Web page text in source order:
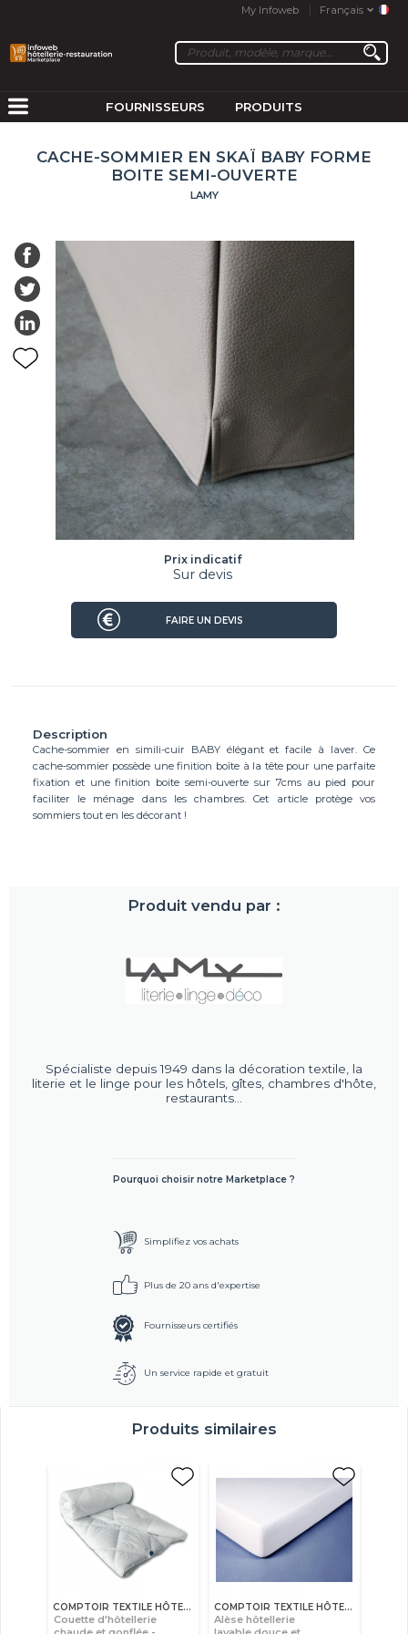
My Infoweb Français
FOURNISSEURS PRODUITS
CACHE-SOMMIER EN SKAÏ BABY FORME
BOITE SEMI-OUVERTE
LAMY
Description
Cache-sommier en simili-cuir BABY élégant et facile à laver. Ce
cache-sommier possède une finition boîte à la tête pour une parfaite
fixation et une finition boite semi-ouverte sur 7cms au pied pour
faciliter le ménage dans les chambres. Cet article protège vos
sommiers tout en les décorant !
Produit vendu par :
Spécialiste depuis 1949 dans la décoration textile, la
literie et le linge pour les hôtels, gîtes, chambres d'hôte,
restaurants...
Prix indicatif
Sur devis
FAIRE UN DEVIS
Pourquoi choisir notre Marketplace ?
Simplifiez vos achats
Plus de 20 ans d'expertise
Fournisseurs certifiés
Un service rapide et gratuit
Produits similaires
COMPTOIR TEXTILE HÔTELIER
Couette d'hôtellerie
COMPTOIR TEXTILE HÔTELIER
Alèse hôtellerie